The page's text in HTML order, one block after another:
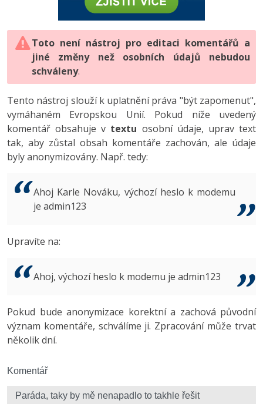
HTML5, CSS3, Bootstrap, SEO
SQL a databáze
Testování a verzování
UML a návrhové vzory
React
Spring
ASP.NET MVC
Best practices
PHP
JavaScript
Python
HTML / CSS
UML a návrhové vzory
MySQL/MariaDB
MS-SQL
Vývojář mobilních aplikací
C# Game developer
Tester
Systémový administrátor
3D grafik
Copywriter
WordPress specialista
-80%
JavaScript -80%
PHP -80%
Swift -80%
Kotlin -80%
VB.NET
Algoritmy -41%
Umělá inteligence (AI) -10%
Fórum
Digitální gramotnost
Marketing
WordPress
SEO
UX
Business
Copywriting
Windows
Kybernetická bezpečnost
Photoshop -80%
Adobe Illustrator -80%
Adobe Lightroom
Adobe XD
Adobe InDesign -25%
Adobe After Effects
Inkscape
Fórum
Toto není nástroj pro editaci komentářů a
jiné změny než osobních údajů nebudou
schváleny.
Tento nástroj slouží k uplatnění práva "být zapomenut",
vymáhaném Evropskou Unií. Pokud níže uvedený
komentář obsahuje v textu osobní údaje, uprav text
tak, aby zůstal obsah komentáře zachován, ale údaje
byly anonymizovány. Např. tedy:
Ahoj Karle Nováku, výchozí heslo k modemu
je admin123
Upravíte na:
Ahoj, výchozí heslo k modemu je admin123
Pokud bude anonymizace korektní a zachová původní
význam komentáře, schválíme ji. Zpracování může trvat
několik dní.
Komentář